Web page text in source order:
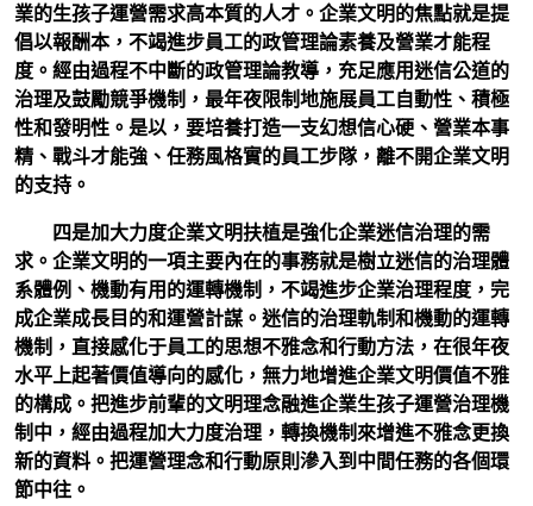
業的生孩子運營需求高本質的人才。企業文明的焦點就是提
倡以報酬本，不竭進步員工的政管理論素養及營業才能程
度。經由過程不中斷的政管理論教導，充足應用迷信公道的
治理及鼓勵競爭機制，最年夜限制地施展員工自動性、積極
性和發明性。是以，要培養打造一支幻想信心硬、營業本事
精、戰斗才能強、任務風格實的員工步隊，離不開企業文明
的支持。
四是加大力度企業文明扶植是強化企業迷信治理的需
求。 企業文明的一項主要內在的事務就是樹立迷信的治理體
系體例、機動有用的運轉機制，不竭進步企業治理程度，完
成企業成長目的和運營計謀。迷信的治理軌制和機動的運轉
機制，直接感化于員工的思想不雅念和行動方法，在很年夜
水平上起著價值導向的感化，無力地增進企業文明價值不雅
的構成。把進步前輩的文明理念融進企業生孩子運營治理機
制中，經由過程加大力度治理，轉換機制來增進不雅念更換
新的資料。把運營理念和行動原則滲入到中間任務的各個環
節中往。